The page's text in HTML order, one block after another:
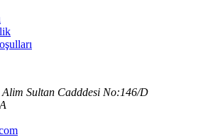
Sultan Cadddesi No:146/D